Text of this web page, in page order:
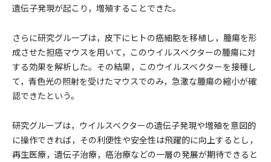
遺伝子発現が起こり，増殖することできた。
さらに研究グループは，皮下にヒトの癌細胞を移植し，腫瘍を形
成させた担癌マウスを用いて，このウイルスベクターの腫瘍に対
する効果を解析した。その結果，このウイルスベクターを接種し
て，青色光の照射を受けたマウスでのみ，急激な腫瘍の縮小が確
認できたという。
研究グループは，ウイルスベクターの遺伝子発現や増殖を意図的
に操作できれば，その利便性や安全性は飛躍的に向上するとし，
再生医療，遺伝子治療，癌治療などの一層の発展が期待できると